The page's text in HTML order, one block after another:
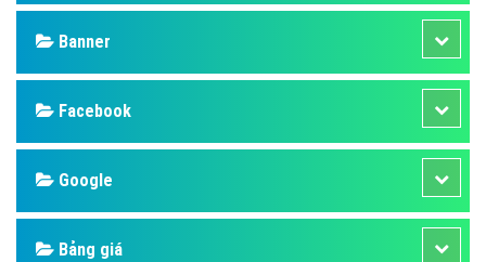
Banner
Facebook
Google
Bảng giá